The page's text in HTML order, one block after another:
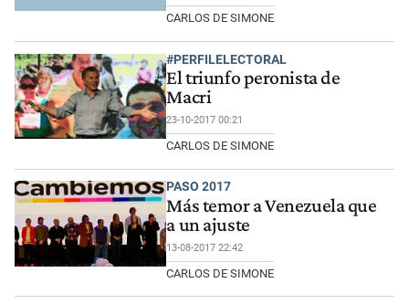
CARLOS DE SIMONE
#PERFILELECTORAL
El triunfo peronista de
Macri
23-10-2017 00:21
CARLOS DE SIMONE
PASO 2017
Más temor a Venezuela que
a un ajuste
13-08-2017 22:42
CARLOS DE SIMONE